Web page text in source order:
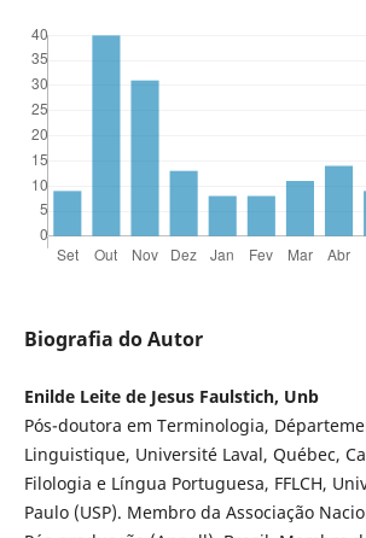
Biografia do Autor
Enilde Leite de Jesus Faulstich, Unb
Pós-doutora em Terminologia,
Linguistique, Université Laval, Québec,
Filologia e Língua Portuguesa, FFLCH,
Paulo (USP). Membro da Associação